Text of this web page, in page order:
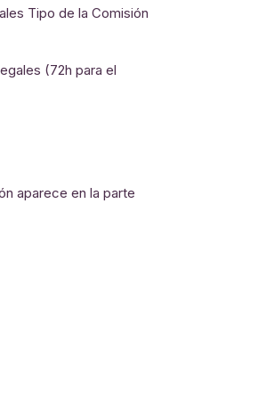
Tipo de la Comisión
(72h para el
aparece en la parte